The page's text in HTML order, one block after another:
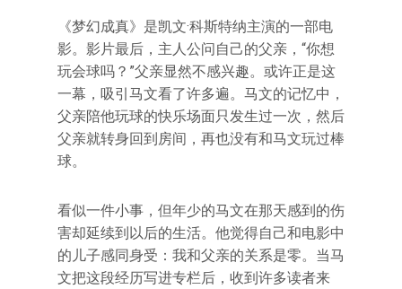
《梦幻成真》是凯文·科斯特纳主演的一部电
影。影片最后，主人公问自己的父亲，“你想
玩会球吗？”父亲显然不感兴趣。或许正是这
一幕，吸引马文看了许多遍。马文的记忆中，
父亲陪他玩球的快乐场面只发生过一次，然后
父亲就转身回到房间，再也没有和马文玩过棒
球。
看似一件小事，但年少的马文在那天感到的伤
害却延续到以后的生活。他觉得自己和电影中
的儿子感同身受：我和父亲的关系是零。当马
文把这段经历写进专栏后，收到许多读者来